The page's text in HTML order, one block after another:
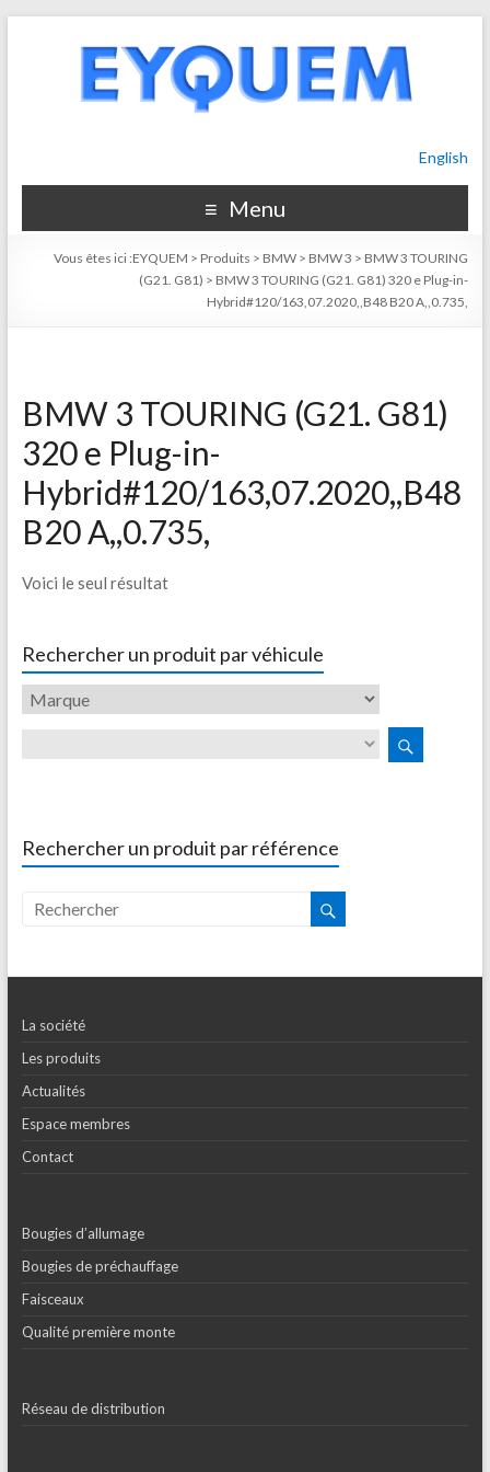
English
Menu
Vous êtes ici :EYQUEM > Produits > BMW > BMW 3 > BMW 3 TOURING
(G21. G81) > BMW 3 TOURING (G21. G81) 320 e Plug-in-
Hybrid#120/163,07.2020,,B48 B20 A,,0.735,
BMW 3 TOURING (G21. G81)
320 e Plug-in-
Hybrid#120/163,07.2020,,B48
B20 A,,0.735,
Voici le seul résultat
Rechercher un produit par véhicule
Rechercher un produit par référence
La société
Les produits
Actualités
Espace membres
Contact
Bougies d’allumage
Bougies de préchauffage
Faisceaux
Qualité première monte
Réseau de distribution